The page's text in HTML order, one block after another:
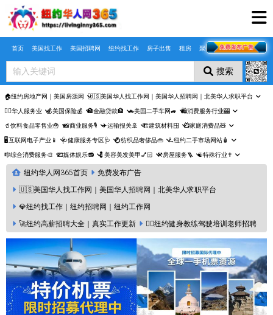
Skip to main content
首页 美国找工作 美国招聘网 纽约找工作 房子出售 租房 聚合页
搜索
🏠纽约房地产网｜美国房源网 🇺🇸美国华人找工作网｜美国华人招聘网｜北美华人求职平台
🤵‍♀️华人服务业 💰美国保险💰 🏦金融贷款🏦 🚗美国二手车网🚙 🛍️消费服务行业🎰
🥤饮料食品零售业🍟 📸商业服务🎙️ ✈️运输报关🚢 🏗️建筑材料🪟 📺家庭消费品🧸
🖥️互联网电子产业📱 🩺健康服务专区🩺 💍纺织品奢侈品👜 🛴纽约二手市场网站🧴
🎼综合消费服务🎨 🎞️媒体娱乐📻 💈美容美发美甲💅🏻 ⚒️房屋服务🪜 ☯️特殊行业✝️
纽约华人网365首页
免费发布广告
🇺🇸美国华人找工作网｜美国华人招聘网｜北美华人求职平台
💎纽约找工作｜纽约招聘网｜纽约工作网
🚀纽约高薪招聘大全｜真实工作更新
🏋️‍♂️纽约健身教练驾驶培训老师招聘